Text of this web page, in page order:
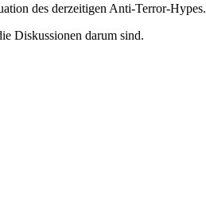
des derzeitigen Anti-Terror-Hypes.
Diskussionen darum sind.